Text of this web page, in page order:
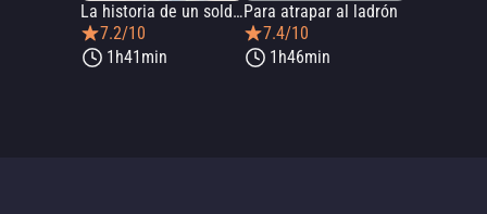
La historia de un soldado
7.2/10
1h41min
Para atrapar al ladrón
7.4/10
1h46min